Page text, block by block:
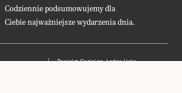
Codziennie podsumowujemy dla
Ciebie najważniejsze wydarzenia dnia.
Projekt:Cogision,Ładne Halo